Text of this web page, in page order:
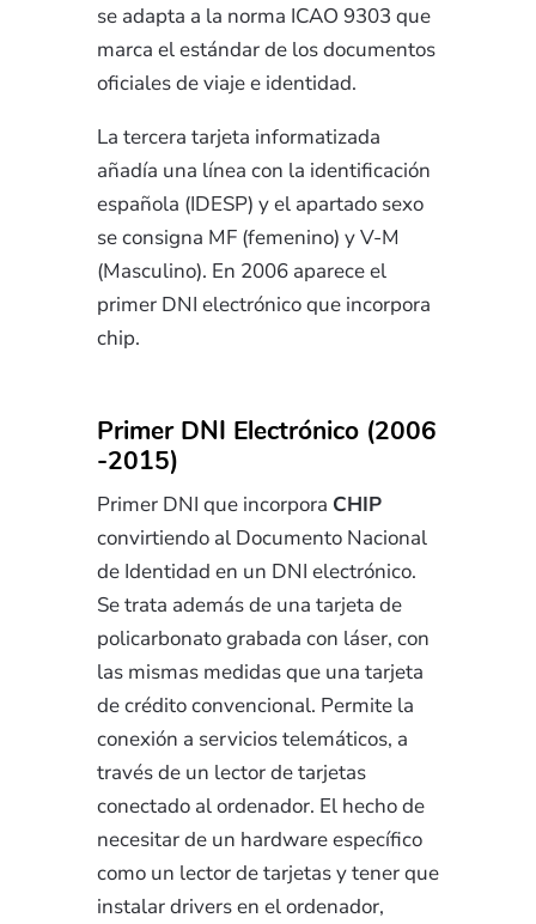
se adapta a la norma ICAO 9303 que
marca el estándar de los documentos
oficiales de viaje e identidad.
La tercera tarjeta informatizada
añadía una línea con la identificación
española (IDESP) y el apartado sexo
se consigna MF (femenino) y V-M
(Masculino). En 2006 aparece el
primer DNI electrónico que incorpora
chip.
Primer DNI Electrónico (2006
-2015)
Primer DNI que incorpora CHIP
convirtiendo al Documento Nacional
de Identidad en un DNI electrónico.
Se trata además de una tarjeta de
policarbonato grabada con láser, con
las mismas medidas que una tarjeta
de crédito convencional. Permite la
conexión a servicios telemáticos, a
través de un lector de tarjetas
conectado al ordenador. El hecho de
necesitar de un hardware específico
como un lector de tarjetas y tener que
instalar drivers en el ordenador,